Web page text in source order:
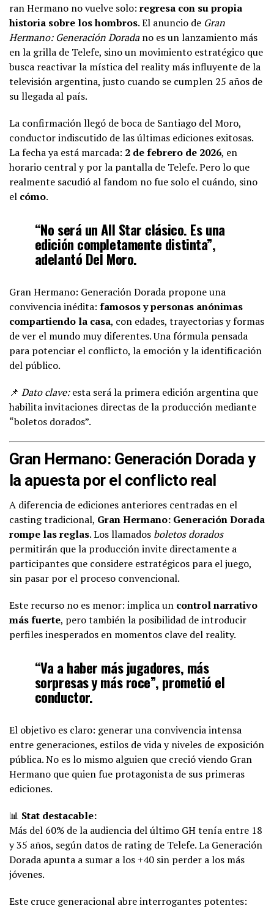
ran Hermano no vuelve solo: regresa con su propia
historia sobre los hombros. El anuncio de Gran
Hermano: Generación Doradano es un lanzamiento más
en la grilla de Telefe, sino un movimiento estratégico que
busca reactivar la mística del reality más influyente de la
televisión argentina, justo cuando se cumplen 25 años de
su llegada al país.
La confirmación llegó de boca de Santiago del Moro,
conductor indiscutido de las últimas ediciones exitosas.
La fecha ya está marcada: 2 de febrero de 2026, en
horario central y por la pantalla de Telefe. Pero lo que
realmente sacudió al fandom no fue solo el cuándo, sino
el cómo.
“No será un All Star clásico. Es una
edición completamente distinta”,
adelantó Del Moro.
Gran Hermano: Generación Dorada propone una
convivencia inédita: famosos y personas anónimas
compartiendo la casa, con edades, trayectorias y formas
de ver el mundo muy diferentes. Una fórmula pensada
para potenciar el conflicto, la emoción y la identificación
del público.
📌 Dato clave:esta será la primera edición argentina que
habilita invitaciones directas de la producción mediante
“boletos dorados”.
Gran Hermano: Generación Dorada y
la apuesta por el conflicto real
A diferencia de ediciones anteriores centradas en el
casting tradicional, Gran Hermano: Generación Dorada
rompe las reglas. Los llamados boletos dorados
permitirán que la producción invite directamente a
participantes que considere estratégicos para el juego,
sin pasar por el proceso convencional.
Este recurso no es menor: implica un control narrativo
más fuerte, pero también la posibilidad de introducir
perfiles inesperados en momentos clave del reality.
“Va a haber más jugadores, más
sorpresas y más roce”, prometió el
conductor.
El objetivo es claro: generar una convivencia intensa
entre generaciones, estilos de vida y niveles de exposición
pública. No es lo mismo alguien que creció viendo Gran
Hermano que quien fue protagonista de sus primeras
ediciones.
📊 Stat destacable:
Más del 60% de la audiencia del último GH tenía entre 18
y 35 años, según datos de rating de Telefe. La Generación
Dorada apunta a sumar a los +40 sin perder a los más
jóvenes.
Este cruce generacional abre interrogantes potentes: